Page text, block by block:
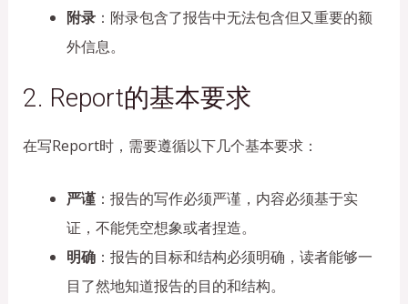
附录：附录包含了报告中无法包含但又重要的额
外信息。
2. Report的基本要求
在写Report时，需要遵循以下几个基本要求：
严谨：报告的写作必须严谨，内容必须基于实
证，不能凭空想象或者捏造。
明确：报告的目标和结构必须明确，读者能够一
目了然地知道报告的目的和结构。